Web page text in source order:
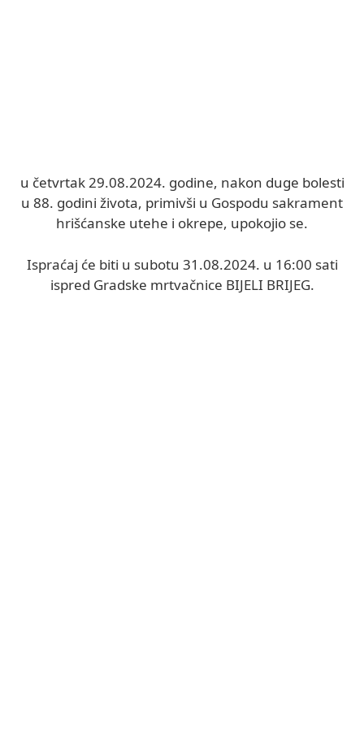
u četvrtak 29.08.2024. godine, nakon duge bolesti
u 88. godini života, primivši u Gospodu sakrament
hrišćanske utehe i okrepe, upokojio se.
Ispraćaj će biti u subotu 31.08.2024. u 16:00 sati
ispred Gradske mrtvačnice BIJELI BRIJEG.